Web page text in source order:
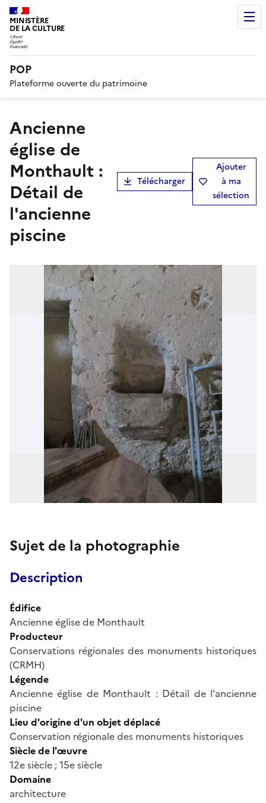
MINISTÈRE
DE LA CULTURE
POP
Plateforme ouverte du patrimoine
Ancienne
église de
Monthault :
Détail de
l'ancienne
piscine
Télécharger
Ajouter
à ma
sélection
Sujet de la photographie
Description
Édifice
Ancienne église de Monthault
Producteur
Conservations régionales des monuments historiques
(CRMH)
Légende
Ancienne église de Monthault : Détail de l'ancienne
piscine
Lieu d'origine d'un objet déplacé
Conservation régionale des monuments historiques
Siècle de l'œuvre
12e siècle ; 15e siècle
Domaine
architecture